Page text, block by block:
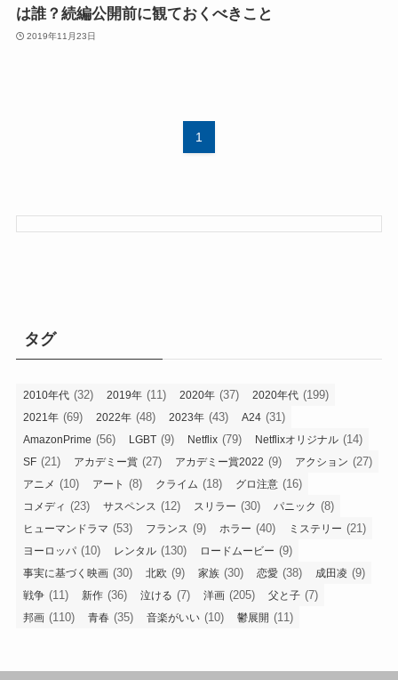
は誰？続編公開前に観ておくべきこと
2019年11月23日
1
タグ
2010年代 (32) 2019年 (11) 2020年 (37) 2020年代 (199)
2021年 (69) 2022年 (48) 2023年 (43) A24 (31)
AmazonPrime (56) LGBT (9) Netflix (79) Netflixオリジナル (14)
SF (21) アカデミー賞 (27) アカデミー賞2022 (9) アクション (27)
アニメ (10) アート (8) クライム (18) グロ注意 (16)
コメディ (23) サスペンス (12) スリラー (30) パニック (8)
ヒューマンドラマ (53) フランス (9) ホラー (40) ミステリー (21)
ヨーロッパ (10) レンタル (130) ロードムービー (9)
事実に基づく映画 (30) 北欧 (9) 家族 (30) 恋愛 (38) 成田凌 (9)
戦争 (11) 新作 (36) 泣ける (7) 洋画 (205) 父と子 (7)
邦画 (110) 青春 (35) 音楽がいい (10) 鬱展開 (11)